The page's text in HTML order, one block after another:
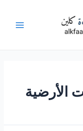
الأرضية